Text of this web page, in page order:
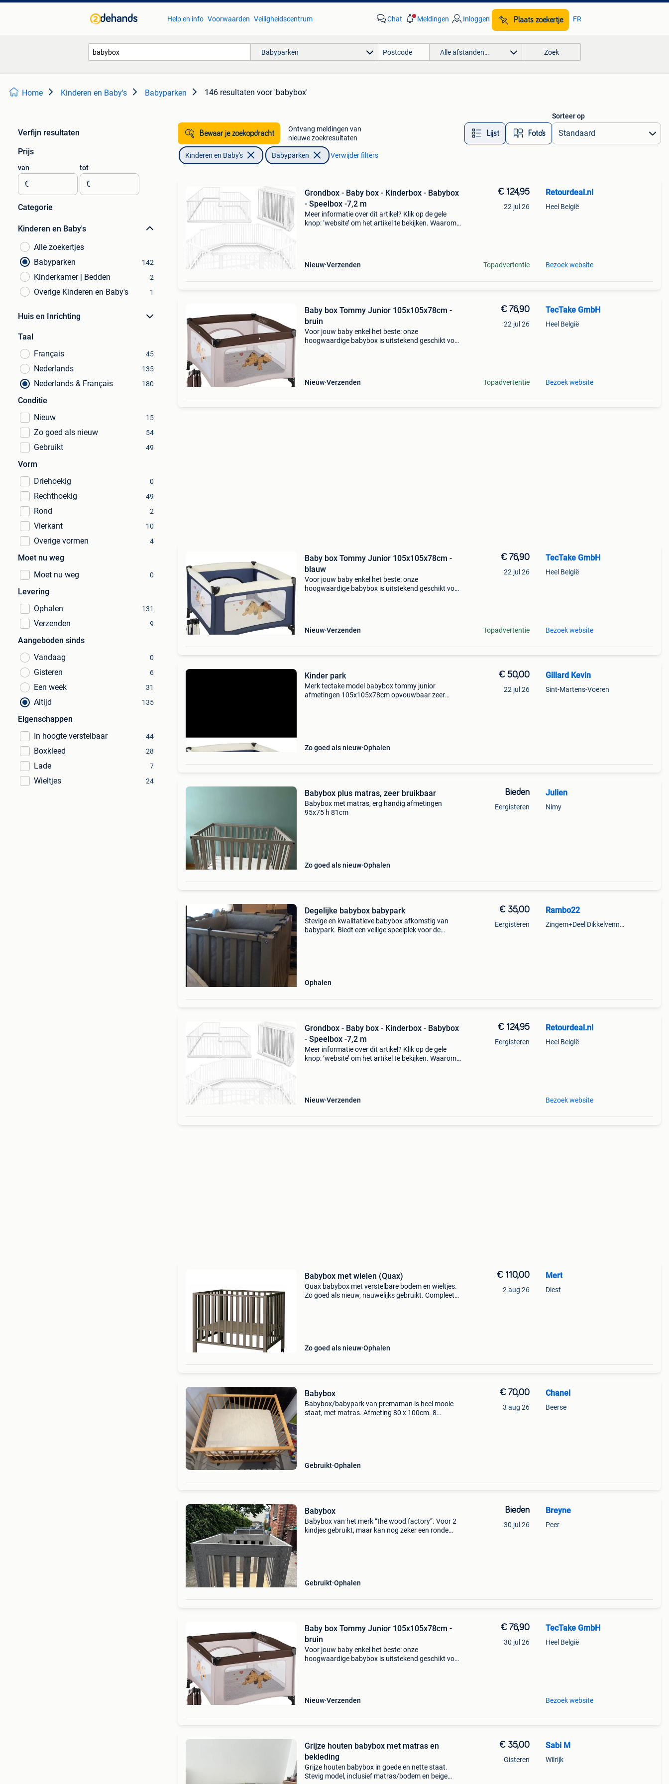
Help en info Voorwaarden Veiligheidscentrum Chat Meldingen Inloggen Plaats zoekertje FR
Babyparken Alle afstanden… Zoek
Home Kinderen en Baby's Babyparken 146 resultaten voor 'babybox'
Verfijn resultaten
Prijs
van
€
tot
€
Categorie
Kinderen en Baby's
Alle zoekertjes
Babyparken
142
Kinderkamer | Bedden 2
Overige Kinderen en Baby's 1
Huis en Inrichting
Taal
Français
45
Nederlands 135
Nederlands & Français 180
Conditie
Nieuw
15
Zo goed als nieuw 54
Gebruikt 49
Vorm
Driehoekig
0
Rechthoekig 49
Rond 2
Vierkant 10
Overige vormen 4
Moet nu weg
Moet nu weg
0
Levering
Ophalen
131
Verzenden 9
Aangeboden sinds
Vandaag
0
Gisteren 6
Een week 31
Altijd 135
Eigenschappen
In hoogte verstelbaar
44
Boxkleed 28
Lade 7
Wieltjes 24
Bewaar je zoekopdracht
Ontvang meldingen van
nieuwe zoekresultaten
Lijst Foto’s
Sorteer op
Kinderen en Baby's Babyparken Verwijder filters
Grondbox - Baby box - Kinderbox - Babybox
- Speelbox -7,2 m
Meer informatie over dit artikel? Klik op de gele
knop: ‘website’ om het artikel te bekijken. Waarom
Nieuw Verzenden
€ 124,95
22 jul 26
Topadvertentie
Retourdeal.nl
Heel België
Bezoek website
Baby box Tommy Junior 105x105x78cm -
bruin
Voor jouw baby enkel het beste: onze
hoogwaardige babybox is uitstekend geschikt voor
Nieuw Verzenden
€ 76,90
22 jul 26
Topadvertentie
TecTake GmbH
Heel België
Bezoek website
Baby box Tommy Junior 105x105x78cm -
blauw
Voor jouw baby enkel het beste: onze
hoogwaardige babybox is uitstekend geschikt voor
Nieuw Verzenden
€ 76,90
22 jul 26
Topadvertentie
TecTake GmbH
Heel België
Bezoek website
Kinder park
Merk tectake model babybox tommy junior
afmetingen 105x105x78cm opvouwbaar zeer
Zo goed als nieuw Ophalen
€ 50,00
22 jul 26
Gillard Kevin
Sint-Martens-Voeren
Babybox plus matras, zeer bruikbaar
Babybox met matras, erg handig afmetingen
95x75 h 81cm
Zo goed als nieuw Ophalen
Bieden
Eergisteren
Julien
Nimy
Degelijke babybox babypark
Stevige en kwalitatieve babybox afkomstig van
babypark. Biedt een veilige speelplek voor de
Ophalen
€ 35,00
Eergisteren
Rambo22
Zingem+Deel Dikkelvenne En Nederzwalm-Hermelgem
Grondbox - Baby box - Kinderbox - Babybox
- Speelbox -7,2 m
Meer informatie over dit artikel? Klik op de gele
knop: ‘website’ om het artikel te bekijken. Waarom
Nieuw Verzenden
€ 124,95
Eergisteren
Retourdeal.nl
Heel België
Bezoek website
Babybox met wielen (Quax)
Quax babybox met verstelbare bodem en wieltjes.
Zo goed als nieuw, nauwelijks gebruikt. Compleet
Zo goed als nieuw Ophalen
€ 110,00
2 aug 26
Mert
Diest
Babybox
Babybox/babypark van premaman is heel mooie
staat, met matras. Afmeting 80 x 100cm. 8
Gebruikt Ophalen
€ 70,00
3 aug 26
Chanel
Beerse
Babybox
Babybox van het merk “the wood factory”. Voor 2
kindjes gebruikt, maar kan nog zeker een ronde
Gebruikt Ophalen
Bieden
30 jul 26
Breyne
Peer
Baby box Tommy Junior 105x105x78cm -
bruin
Voor jouw baby enkel het beste: onze
hoogwaardige babybox is uitstekend geschikt voor
Nieuw Verzenden
€ 76,90
30 jul 26
TecTake GmbH
Heel België
Bezoek website
Grijze houten babybox met matras en
bekleding
Grijze houten babybox in goede en nette staat.
Stevig model, inclusief matras/bodem en beige
€ 35,00
Gisteren
Sabi M
Wilrijk